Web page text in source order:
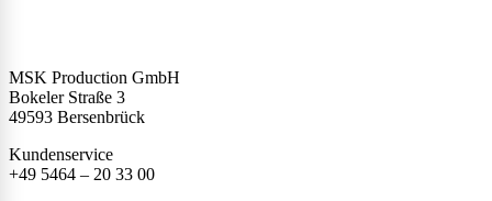
MSK Production GmbH
Bokeler Straße 3
49593 Bersenbrück
Kundenservice
+49 5464 – 20 33 00